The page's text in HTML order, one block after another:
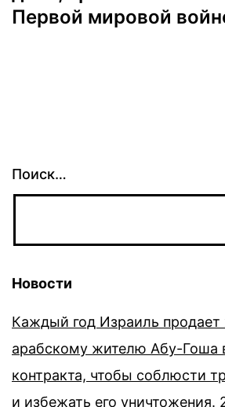
Первой мировой
Поиск…
Новости
Каждый год Израиль продает
арабскому жителю Абу-Гоша
контракта, чтобы соблюсти
и избежать его уничтожения.